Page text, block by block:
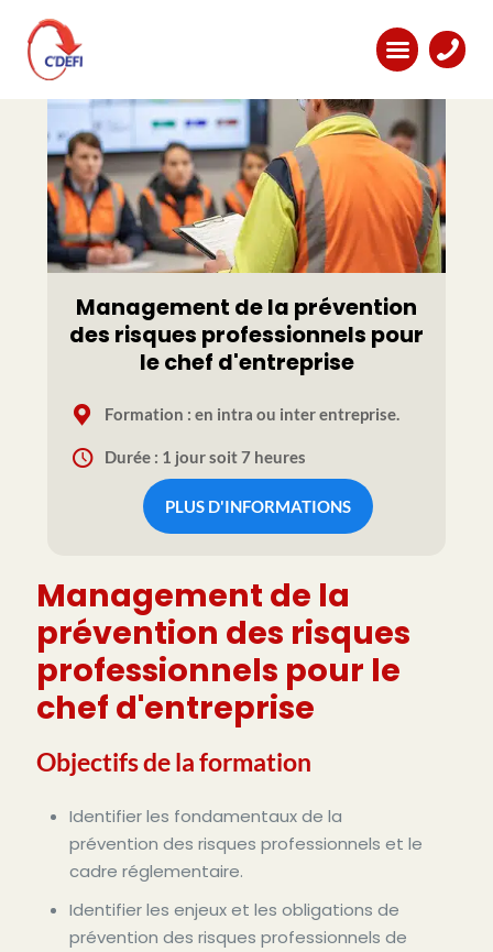
Management de la
prévention des risques
professionnels pour le
chef d'entreprise
Objectifs de la formation
Identifier les fondamentaux de la
prévention des risques professionnels et le
cadre réglementaire.
Identifier les enjeux et les obligations de
prévention des risques professionnels de
Management de la prévention
des risques professionnels pour
le chef d'entreprise
Formation : en intra ou inter entreprise.
Durée : 1 jour soit 7 heures
PLUS D'INFORMATIONS